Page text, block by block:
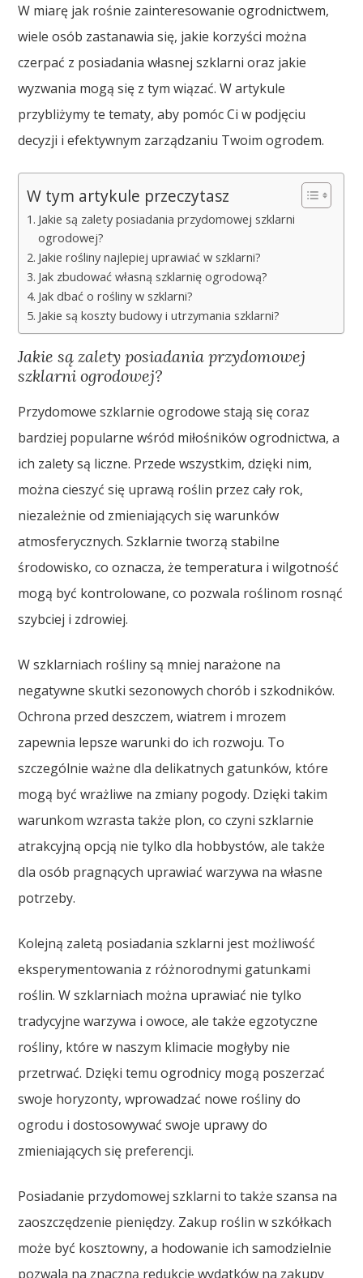
W miarę jak rośnie zainteresowanie ogrodnictwem,
wiele osób zastanawia się, jakie korzyści można
czerpać z posiadania własnej szklarni oraz jakie
wyzwania mogą się z tym wiązać. W artykule
przybliżymy te tematy, aby pomóc Ci w podjęciu
decyzji i efektywnym zarządzaniu Twoim ogrodem.
W tym artykule przeczytasz
Jakie są zalety posiadania przydomowej szklarni
ogrodowej?
Jakie rośliny najlepiej uprawiać w szklarni?
Jak zbudować własną szklarnię ogrodową?
Jak dbać o rośliny w szklarni?
Jakie są koszty budowy i utrzymania szklarni?
Jakie są zalety posiadania przydomowej
szklarni ogrodowej?
Przydomowe szklarnie ogrodowe stają się coraz
bardziej popularne wśród miłośników ogrodnictwa, a
ich zalety są liczne. Przede wszystkim, dzięki nim,
można cieszyć się uprawą roślin przez cały rok,
niezależnie od zmieniających się warunków
atmosferycznych. Szklarnie tworzą stabilne
środowisko, co oznacza, że temperatura i wilgotność
mogą być kontrolowane, co pozwala roślinom rosnąć
szybciej i zdrowiej.
W szklarniach rośliny są mniej narażone na
negatywne skutki sezonowych chorób i szkodników.
Ochrona przed deszczem, wiatrem i mrozem
zapewnia lepsze warunki do ich rozwoju. To
szczególnie ważne dla delikatnych gatunków, które
mogą być wrażliwe na zmiany pogody. Dzięki takim
warunkom wzrasta także plon, co czyni szklarnie
atrakcyjną opcją nie tylko dla hobbystów, ale także
dla osób pragnących uprawiać warzywa na własne
potrzeby.
Kolejną zaletą posiadania szklarni jest możliwość
eksperymentowania z różnorodnymi gatunkami
roślin. W szklarniach można uprawiać nie tylko
tradycyjne warzywa i owoce, ale także egzotyczne
rośliny, które w naszym klimacie mogłyby nie
przetrwać. Dzięki temu ogrodnicy mogą poszerzać
swoje horyzonty, wprowadzać nowe rośliny do
ogrodu i dostosowywać swoje uprawy do
zmieniających się preferencji.
Posiadanie przydomowej szklarni to także szansa na
zaoszczędzenie pieniędzy. Zakup roślin w szkółkach
może być kosztowny, a hodowanie ich samodzielnie
pozwala na znaczną redukcję wydatków na zakupy